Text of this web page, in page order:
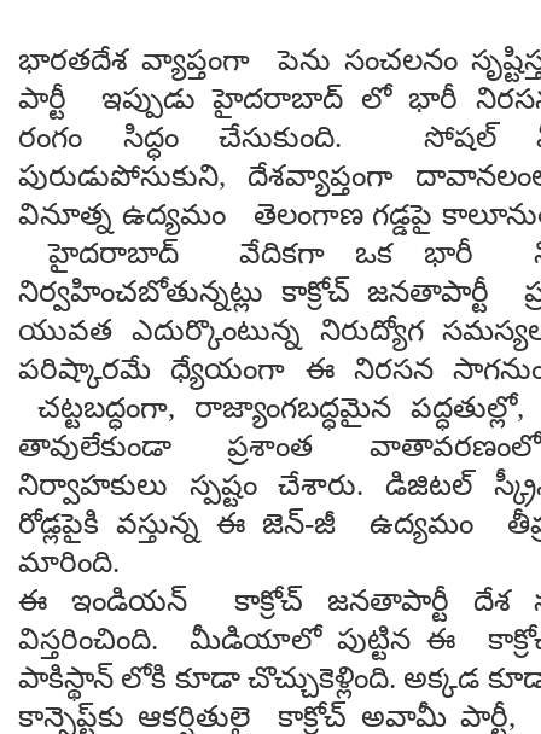
భారతదేశ వ్యాప్తంగా పెను సంచలనం
పార్టీ ఇప్పుడు హైదరాబాద్ లో భారీ నిరసన
రంగం సిద్ధం చేసుకుంది.
పురుడుపోసుకుని, దేశవ్యాప్తంగా
వినూత్న ఉద్యమం తెలంగాణ గడ్డపై
హైదరాబాద్ వేదికగా ఒక భారీ
నిర్వహించబోతున్నట్లు కాక్రోచ్ జనతాపార్టీ
యువత ఎదుర్కొంటున్న నిరుద్యోగ
పరిష్కారమే ధ్యేయంగా ఈ నిరసన
చట్టబద్ధంగా, రాజ్యాంగబద్ధమైన
తావులేకుండా ప్రశాంత వాతావరణంలో
నిర్వాహకులు స్పష్టం చేశారు. డిజిటల్
రోడ్లపైకి వస్తున్న ఈ జెన్-జీ ఉద్యమం
మారింది.
ఈ ఇండియన్ కాక్రోచ్ జనతాపార్టీ దేశ
విస్తరించింది. మీడియాలో పుట్టిన ఈ
పాకిస్థాన్ లోకి కూడా చొచ్చుకెళ్లింది. అక్కడ
కాన్సెప్ట్‌కు ఆకర్షితులై కాక్రోచ్ అవామీ